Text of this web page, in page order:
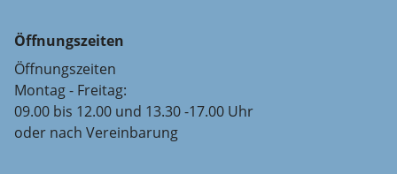
Öffnungszeiten
Öffnungszeiten
Montag - Freitag:
09.00 bis 12.00 und 13.30 -17.00 Uhr
oder nach Vereinbarung